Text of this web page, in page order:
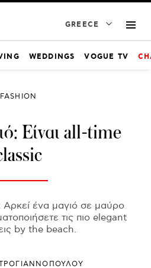
GREECE
WEDDINGS VOGUE TV
FASHION
Είναι all-time
Αρκεί ένα μαγιό σε μαύρο
τις πιο elegant
by the beach.